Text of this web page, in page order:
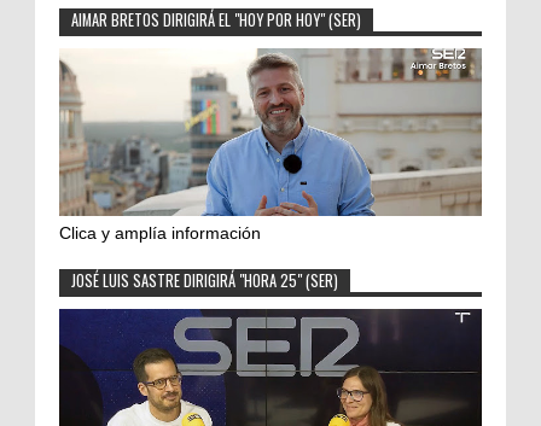
AIMAR BRETOS DIRIGIRÁ EL "HOY POR HOY" (SER)
Clica y amplía información
JOSÉ LUIS SASTRE DIRIGIRÁ "HORA 25" (SER)